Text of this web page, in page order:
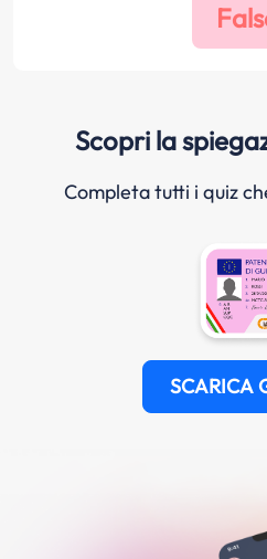
Scopri la
Completa tutti i quiz
SCARICA